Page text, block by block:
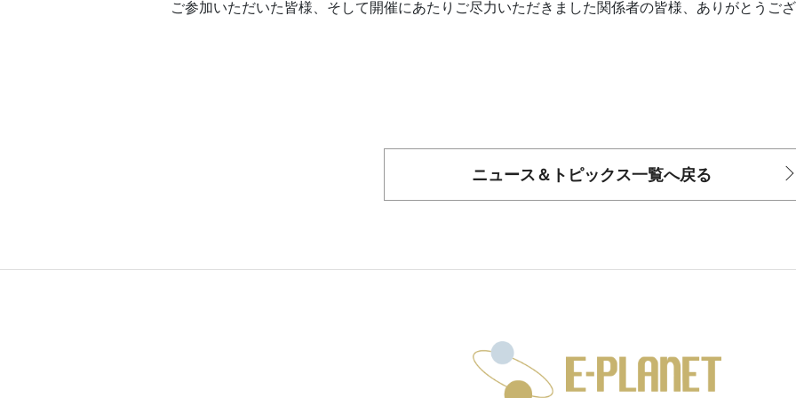
ご参加いただいた皆様、そして開催にあたりご尽力いただきました関係者の皆様、ありがとうご
ニュース＆トピックス一覧へ戻る